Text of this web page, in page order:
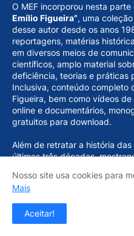
O MEF incorporou nesta
Emílio Figueira”, uma
desse autor desde os anos
reportagens, matérias
em diversos meios de
científicos, amplo material
deficiência, teorias e práticas
Inclusiva, conteúdo completo
Figueira, bem como vídeos
online e documentários,
gratuitos para download.
Além de retratar a história
últimas três décadas,
Uma ressalva, hoje adotamos a
deficiência como a correta
da década de 1990, quando
portadoras de deficiência” e,
Nosso site usa cookies para
Mais
Aceitar!